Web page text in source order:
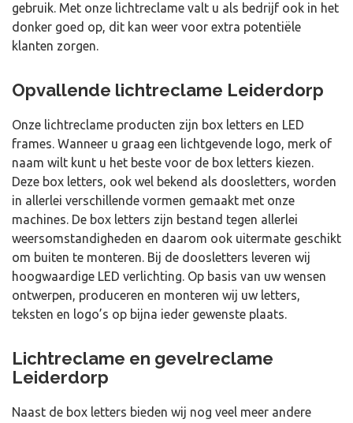
gebruik. Met onze lichtreclame valt u als bedrijf ook in het
donker goed op, dit kan weer voor extra potentiële
klanten zorgen.
Opvallende lichtreclame Leiderdorp
Onze lichtreclame producten zijn box letters en LED
frames. Wanneer u graag een lichtgevende logo, merk of
naam wilt kunt u het beste voor de box letters kiezen.
Deze box letters, ook wel bekend als doosletters, worden
in allerlei verschillende vormen gemaakt met onze
machines. De box letters zijn bestand tegen allerlei
weersomstandigheden en daarom ook uitermate geschikt
om buiten te monteren. Bij de doosletters leveren wij
hoogwaardige LED verlichting. Op basis van uw wensen
ontwerpen, produceren en monteren wij uw letters,
teksten en logo’s op bijna ieder gewenste plaats.
Lichtreclame en gevelreclame
Leiderdorp
Naast de box letters bieden wij nog veel meer andere